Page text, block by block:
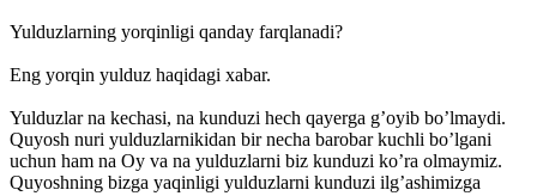
Yulduzlarning yorqinligi qanday farqlanadi?
Eng yorqin yulduz haqidagi xabar.
Yulduzlar na kechasi, na kunduzi hech qayerga g’oyib bo’lmaydi.
Quyosh nuri yulduzlarnikidan bir necha barobar kuchli bo’lgani
uchun ham na Oy va na yulduzlarni biz kunduzi ko’ra olmaymiz.
Quyoshning bizga yaqinligi yulduzlarni kunduzi ilg’ashimizga